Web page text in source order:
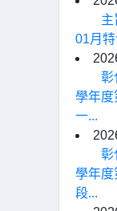
主
01月
彰
學年度
一...
彰
學年度
段...